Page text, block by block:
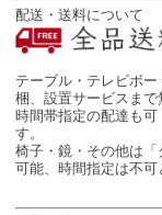
配送・送料について
テーブル・テレビボ
梱、設置サービスまで
時間帯指定の配達も
す。
椅子・鏡・その他は
可能、時間指定は不可